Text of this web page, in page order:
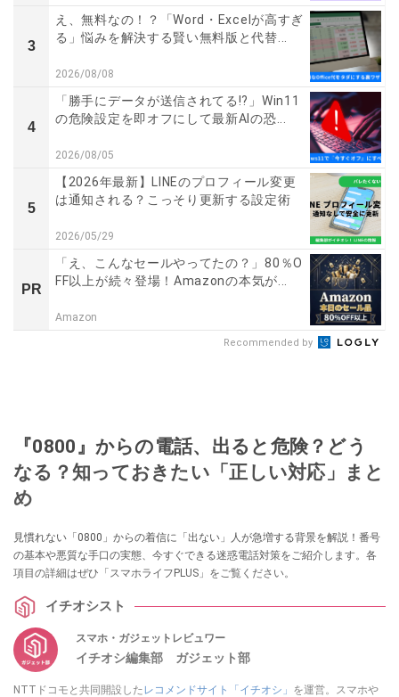
3
え、無料なの！？「Word・Excelが高すぎ
る」悩みを解決する賢い無料版と代替...
2026/08/08
4
「勝手にデータが送信されてる!?」Win11
の危険設定を即オフにして最新AIの恐...
2026/08/05
5
【2026年最新】LINEのプロフィール変更
は通知される？こっそり更新する設定術
2026/05/29
PR
「え、こんなセールやってたの？」80％O
FF以上が続々登場！Amazonの本気が...
Amazon
Recommended by
『0800』からの電話、出ると危険？どう
なる？知っておきたい「正しい対応」まと
め
見慣れない「0800」からの着信に「出ない」人が急増する背景を解説！番号
の基本や悪質な手口の実態、今すぐできる迷惑電話対策をご紹介します。各
項目の詳細はぜひ「スマホライフPLUS」をご覧ください。
イチオシスト
スマホ・ガジェットレビュワー
イチオシ編集部 ガジェット部
NTTドコモと共同開設した レコメンドサイト「イチオシ」 を運営。スマホや